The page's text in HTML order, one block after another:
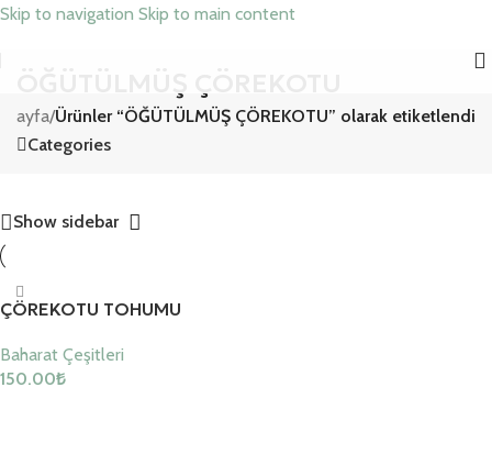
Skip to navigation Skip to main content
Sayfa/Ürünler “ÖĞÜTÜLMÜŞ ÇÖREKOTU” olarak etiketlendi
Categories
Show sidebar
ÇÖREKOTU TOHUMU
Baharat Çeşitleri
150.00₺